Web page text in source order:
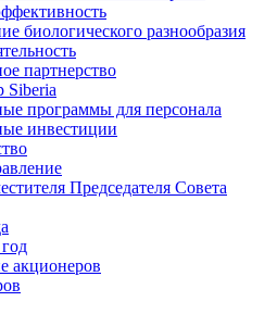
биологического разнообразия
партнерство
Siberia
программы для персонала
инвестиции
Председателя Совета
акционеров